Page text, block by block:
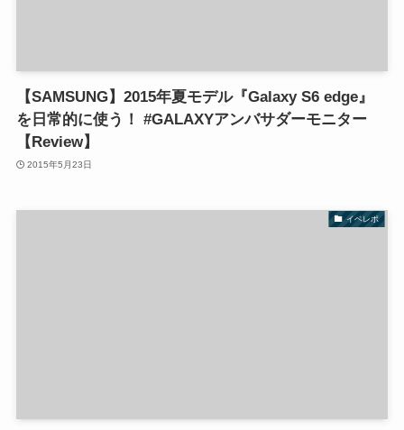
【SAMSUNG】2015年夏モデル『Galaxy S6 edge』
を日常的に使う！ #GALAXYアンバサダーモニター
【Review】
2015年5月23日
イベレポ